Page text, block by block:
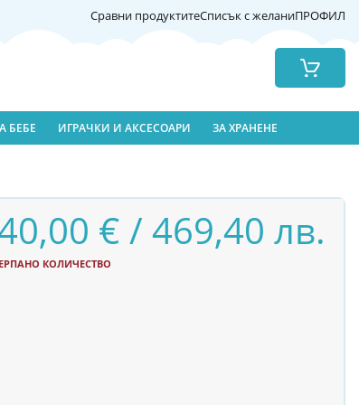
Сравни продуктитеСписък с желаниПРОФИЛ
Количка
БЕБЕ ИГРАЧКИ И АКСЕСОАРИ ЗА ХРАНЕНЕ
€ / 469,40 лв.
КОЛИЧЕСТВО